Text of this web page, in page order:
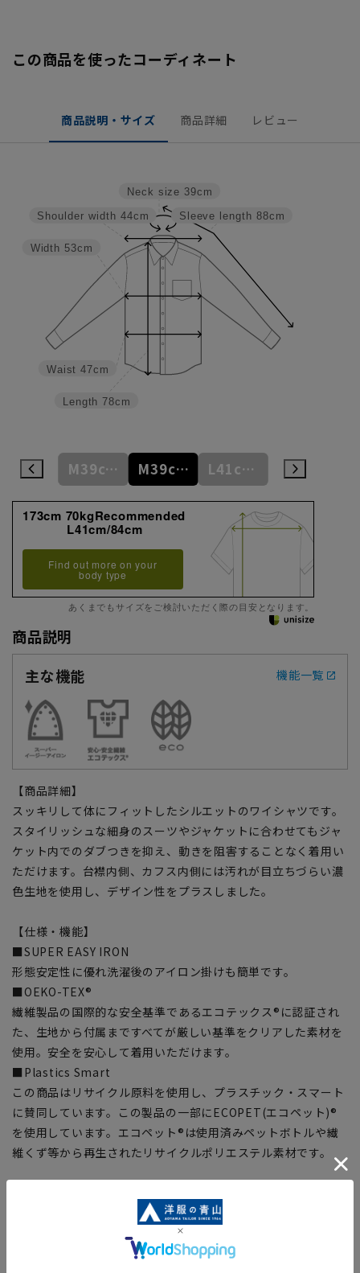
この商品を使ったコーディネート
商品説明・サイズ 商品詳細 レビュー
Sleeve length 88cm
Neck size 39cm
Length 78cm
Waist 47cm
Width 53cm
Shoulder width 44cm
M39cm/86cm M39cm/88cm L41cm/82cm
173cm 70kgRecommended
L41cm/84cm
Find out more on your
body type
あくまでもサイズをご検討いただく際の目安となります。
商品説明
主な機能
機能一覧
【商品詳細】
スッキリして体にフィットしたシルエットのワイシャツです。
スタイリッシュな細身のスーツやジャケットに合わせてもジャ
ケット内でのダブつきを抑え、動きを阻害することなく着用い
ただけます。台襟内側、カフス内側には汚れが目立ちづらい濃
色生地を使用し、デザイン性をプラスしました。
【仕様・機能】
■SUPER EASY IRON
形態安定性に優れ洗濯後のアイロン掛けも簡単です。
■OEKO-TEX®
繊維製品の国際的な安全基準であるエコテックス®に認証され
た、生地から付属まですべてが厳しい基準をクリアした素材を
使用。安全を安心して着用いただけます。
■Plastics Smart
この商品はリサイクル原料を使用し、プラスチック・スマート
に賛同しています。この製品の一部にECOPET(エコペット)®
を使用しています。エコペット®は使用済みペットボトルや繊
維くず等から再生されたリサイクルポリエステル素材です。
■ゆとり感には個人差があります。サイズ表を確認の上、ご購